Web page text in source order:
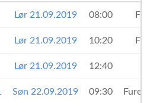
Lør 21.09.2019 08:00
Lør 21.09.2019 10:20
Lør 21.09.2019 12:40
Søn 22.09.2019 09:30